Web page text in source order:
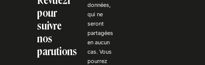
pour
suivre
nos
parutions
données,
qui ne
seront
partagées
en aucun
cas. Vous
pourrez